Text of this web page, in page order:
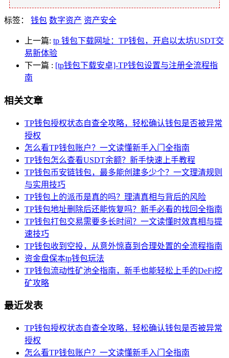
标签： 钱包 数字资产 资产安全
上一篇: tp 钱包下载网址：TP钱包，开启以太坊USDT交
易新体验
下一篇 : [tp钱包下载安卓]-TP钱包设置与注册全流程指
南
相关文章
TP钱包授权状态自查全攻略，轻松确认钱包是否被异常
授权
怎么看TP钱包账户？一文读懂新手入门全指南
TP钱包怎么查看USDT余额？新手快速上手教程
TP钱包币安链钱包，最多能创建多少个？一文理清规则
与实用技巧
TP钱包上的派币是真的吗？理清真相与背后的风险
TP钱包地址删除后还能恢复吗？新手必看的找回全指南
TP钱包打包交易需要多长时间？一文读懂时效真相与提
速技巧
TP钱包收到空投，从意外惊喜到合理处置的全流程指南
资金盘保本tp钱包玩法
TP钱包流动性矿池全指南，新手也能轻松上手的DeFi挖
矿攻略
最近发表
TP钱包授权状态自查全攻略，轻松确认钱包是否被异常
授权
怎么看TP钱包账户？一文读懂新手入门全指南